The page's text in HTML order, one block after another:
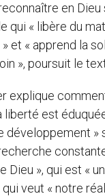
en Dieu
qui « libère du
et « apprend la
», poursuit le
explique
liberté est
développement »
Dieu », qui est «
qui veut « notre